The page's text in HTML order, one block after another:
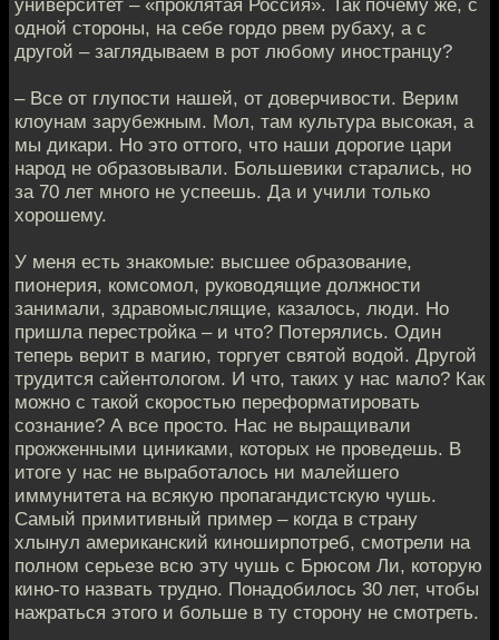
университет – «проклятая Россия». Так почему же, с
одной стороны, на себе гордо рвем рубаху, а с
другой – заглядываем в рот любому иностранцу?
– Все от глупости нашей, от доверчивости. Верим
клоунам зарубежным. Мол, там культура высокая, а
мы дикари. Но это оттого, что наши дорогие цари
народ не образовывали. Большевики старались, но
за 70 лет много не успеешь. Да и учили только
хорошему.
У меня есть знакомые: высшее образование,
пионерия, комсомол, руководящие должности
занимали, здравомыслящие, казалось, люди. Но
пришла перестройка – и что? Потерялись. Один
теперь верит в магию, торгует святой водой. Другой
трудится сайентологом. И что, таких у нас мало? Как
можно с такой скоростью переформатировать
сознание? А все просто. Нас не выращивали
прожженными циниками, которых не проведешь. В
итоге у нас не выработалось ни малейшего
иммунитета на всякую пропагандистскую чушь.
Самый примитивный пример – когда в страну
хлынул американский киноширпотреб, смотрели на
полном серьезе всю эту чушь с Брюсом Ли, которую
кино-то назвать трудно. Понадобилось 30 лет, чтобы
нажраться этого и больше в ту сторону не смотреть.